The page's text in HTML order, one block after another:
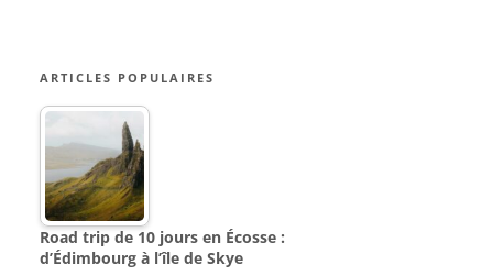
ARTICLES POPULAIRES
Road trip de 10 jours en Écosse :
d’Édimbourg à l’île de Skye